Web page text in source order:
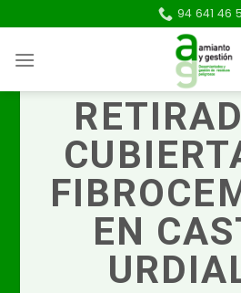
to
content
94 641 46
EN